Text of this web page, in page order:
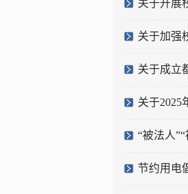
关于开展
关于加强
关于成立
关于2025
“被法人
节约用电